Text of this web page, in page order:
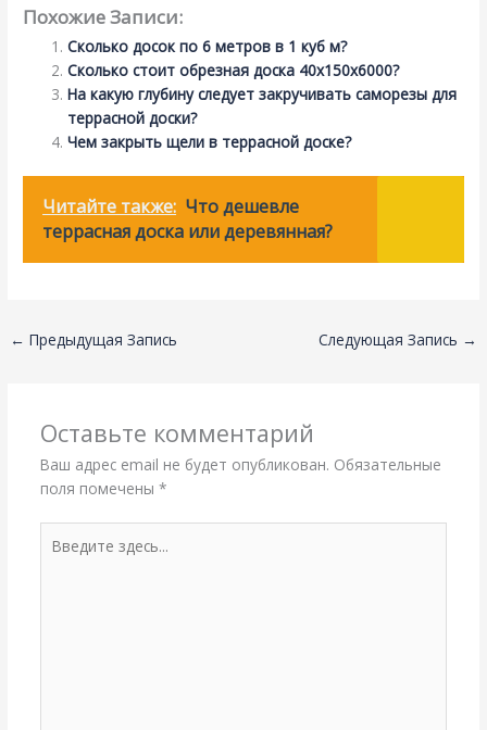
Похожие Записи:
Сколько досок по 6 метров в 1 куб м?
Сколько стоит обрезная доска 40х150х6000?
На какую глубину следует закручивать саморезы для
террасной доски?
Чем закрыть щели в террасной доске?
Читайте также: Что дешевле
террасная доска или деревянная?
← Предыдущая Запись Следующая Запись →
Оставьте комментарий
Ваш адрес email не будет опубликован. Обязательные
поля помечены *
здесь...